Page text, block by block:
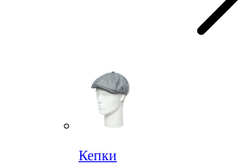
Кепки